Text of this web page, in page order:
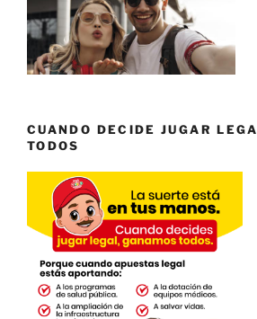
CUANDO DECIDE JUGAR
TODOS